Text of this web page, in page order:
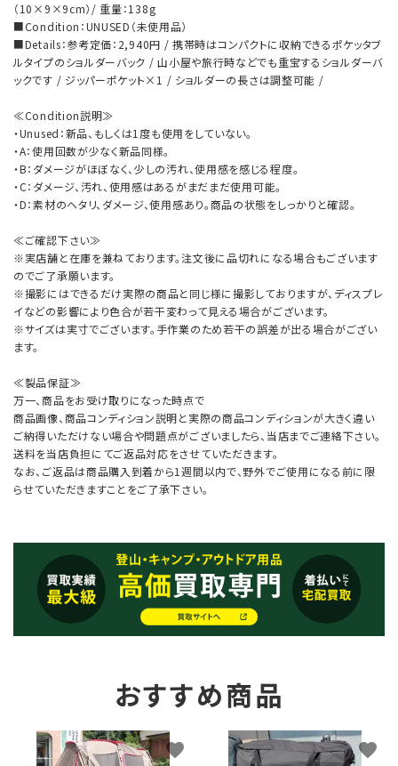
（10×9×9cm）/ 重量：138g
■Condition：UNUSED（未使用品）
■Details：参考定価：2,940円 / 携帯時はコンパクトに収納できるポケッタブ
ルタイプのショルダーバック / 山小屋や旅行時などでも重宝するショルダーバ
ックです / ジッパーポケット×1 / ショルダーの長さは調整可能 /
≪Condition説明≫
・Unused：新品、もしくは1度も使用をしていない。
・A：使用回数が少なく新品同様。
・B：ダメージがほぼなく、少しの汚れ、使用感を感じる程度。
・C：ダメージ、汚れ、使用感はあるがまだまだ使用可能。
・D：素材のヘタリ、ダメージ、使用感あり。商品の状態をしっかりと確認。
≪ご確認下さい≫
※実店舗と在庫を兼ねております。注文後に品切れになる場合もございます
のでご了承願います。
※撮影にはできるだけ実際の商品と同じ様に撮影しておりますが、ディスプレ
イなどの影響により色合が若干変わって見える場合がございます。
※サイズは実寸でございます。手作業のため若干の誤差が出る場合がござい
ます。
≪製品保証≫
万一、商品をお受け取りになった時点で
商品画像、商品コンディション説明と実際の商品コンディションが大きく違い
ご納得いただけない場合や問題点がございましたら、当店までご連絡下さい。
送料を当店負担にてご返品対応をさせていただきます。
なお、ご返品は商品購入到着から1週間以内で、野外でご使用になる前に限
らせていただきますことをご了承下さい。
おすすめ商品
favorite favorite